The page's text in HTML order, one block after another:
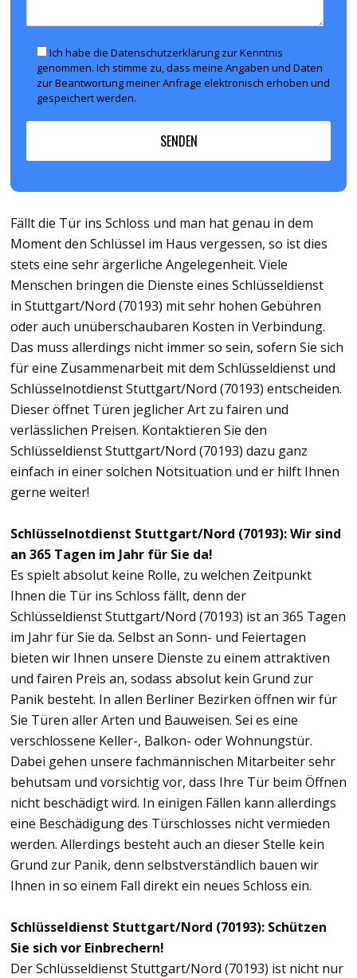
Ich habe die Datenschutzerklärung zur Kenntnis
genommen. Ich stimme zu, dass meine Angaben und Daten
zur Beantwortung meiner Anfrage elektronisch erhoben und
gespeichert werden.
Fällt die Tür ins Schloss und man hat genau in dem
Moment den Schlüssel im Haus vergessen, so ist dies
stets eine sehr ärgerliche Angelegenheit. Viele
Menschen bringen die Dienste eines Schlüsseldienst
in Stuttgart/Nord (70193) mit sehr hohen Gebühren
oder auch unüberschaubaren Kosten in Verbindung.
Das muss allerdings nicht immer so sein, sofern Sie sich
für eine Zusammenarbeit mit dem Schlüsseldienst und
Schlüsselnotdienst Stuttgart/Nord (70193) entscheiden.
Dieser öffnet Türen jeglicher Art zu fairen und
verlässlichen Preisen. Kontaktieren Sie den
Schlüsseldienst Stuttgart/Nord (70193) dazu ganz
einfach in einer solchen Notsituation und er hilft Ihnen
gerne weiter!
Schlüsselnotdienst Stuttgart/Nord (70193): Wir sind
an 365 Tagen im Jahr für Sie da!
Es spielt absolut keine Rolle, zu welchen Zeitpunkt
Ihnen die Tür ins Schloss fällt, denn der
Schlüsseldienst Stuttgart/Nord (70193) ist an 365 Tagen
im Jahr für Sie da. Selbst an Sonn- und Feiertagen
bieten wir Ihnen unsere Dienste zu einem attraktiven
und fairen Preis an, sodass absolut kein Grund zur
Panik besteht. In allen Berliner Bezirken öffnen wir für
Sie Türen aller Arten und Bauweisen. Sei es eine
verschlossene Keller-, Balkon- oder Wohnungstür.
Dabei gehen unsere fachmännischen Mitarbeiter sehr
behutsam und vorsichtig vor, dass Ihre Tür beim Öffnen
nicht beschädigt wird. In einigen Fällen kann allerdings
eine Beschädigung des Türschlosses nicht vermieden
werden. Allerdings besteht auch an dieser Stelle kein
Grund zur Panik, denn selbstverständlich bauen wir
Ihnen in so einem Fall direkt ein neues Schloss ein.
Schlüsseldienst Stuttgart/Nord (70193): Schützen
Sie sich vor Einbrechern!
Der Schlüsseldienst Stuttgart/Nord (70193) ist nicht nur